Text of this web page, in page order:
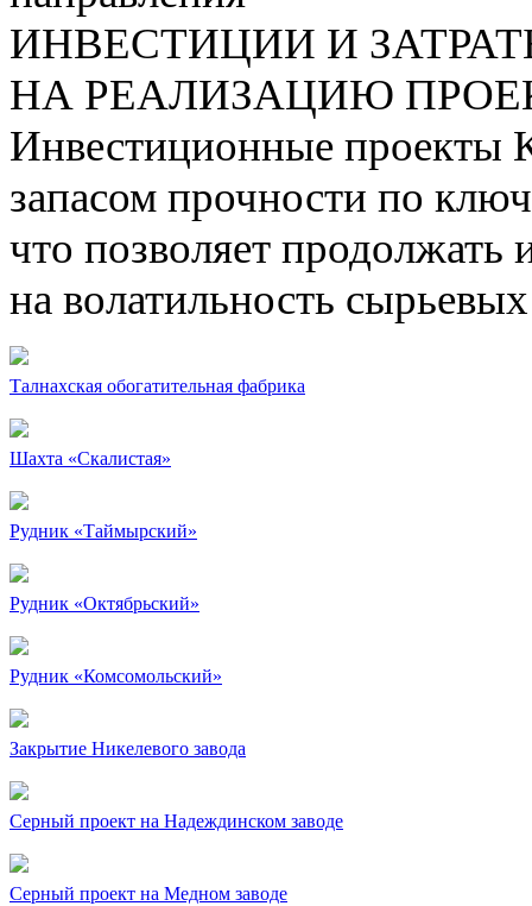
ИНВЕСТИЦИИ И
НА РЕАЛИЗАЦИЮ
Инвестиционные проекты
запасом прочности по
что позволяет продолжать
на волатильность
Талнахская обогатительная фабрика
Шахта «Скалистая»
Рудник «Таймырский»
Рудник «Октябрьский»
Рудник «Комсомольский»
Закрытие Никелевого завода
Серный проект на Надеждинском заводе
Серный проект на Медном заводе